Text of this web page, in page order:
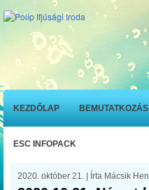
KEZDŐLAP BEMUTATKOZÁS
ESC INFOPACK
2020. október 21. | Írta Mácsik